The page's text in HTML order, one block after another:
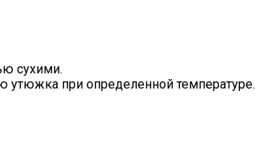
сухими.
при определенной температуре.